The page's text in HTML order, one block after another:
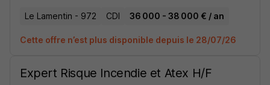
Le Lamentin - 972 CDI 36 000 - 38 000 € / an
Cette offre n’est plus disponible depuis le 28/07/26
Expert Risque Incendie et Atex H/F